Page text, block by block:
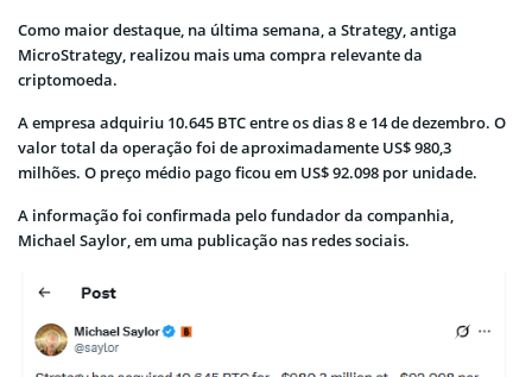
Como maior destaque, na última semana, a Strategy, antiga
MicroStrategy, realizou mais uma compra relevante da
criptomoeda.
A empresa adquiriu 10.645 BTC entre os dias 8 e 14 de dezembro. O
valor total da operação foi de aproximadamente US$ 980,3
milhões. O preço médio pago ficou em US$ 92.098 por unidade.
A informação foi confirmada pelo fundador da companhia,
Michael Saylor, em uma publicação nas redes sociais.